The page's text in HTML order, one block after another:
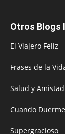
Otros Blogs
El Viajero Feliz
Frases de la
Salud y Amistad
Cuando
Supergracioso